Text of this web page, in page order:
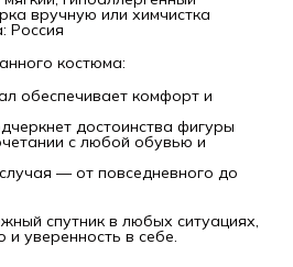
вручную или химчистка
Россия
костюма:
обеспечивает комфорт и
достоинства фигуры
с любой обувью и
— от повседневного до
спутник в любых ситуациях,
и уверенность в себе.